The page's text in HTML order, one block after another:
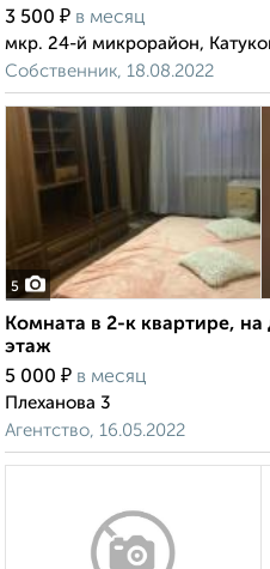
3 500 ₽ в месяц
мкр. 24-й микрорайон,
Собственник, 18.08.2022
5
Комната в 2-к квартире,
этаж
5 000 ₽ в месяц
Плеханова 3
Агентство, 16.05.2022